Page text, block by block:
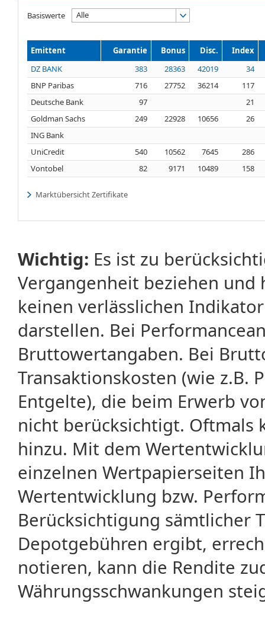
Basiswerte Alle
Emittent Garantie Bonus Disc.
Index
DZ BANK
383 28363 42019
34
BNP Paribas
716 27752 36214
117
Deutsche Bank
97
21
Goldman Sachs
249 22928 10656
26
ING Bank
UniCredit
540 10562 7645
286
Vontobel
82 9171 10489 158
Marktübersicht Zertifikate
Wichtig: Es ist zu
Vergangenheit beziehen
keinen verlässlichen
darstellen. Bei
Bruttowertangaben. Bei
Transaktionskosten (wie z.B.
Entgelte), die beim Erwerb
nicht berücksichtigt. Oftmals
hinzu. Mit dem
einzelnen Wertpapierseiten
Wertentwicklung bzw.
Berücksichtigung sämtlicher
Depotgebühren ergibt,
notieren, kann die Rendite
Währungsschwankungen